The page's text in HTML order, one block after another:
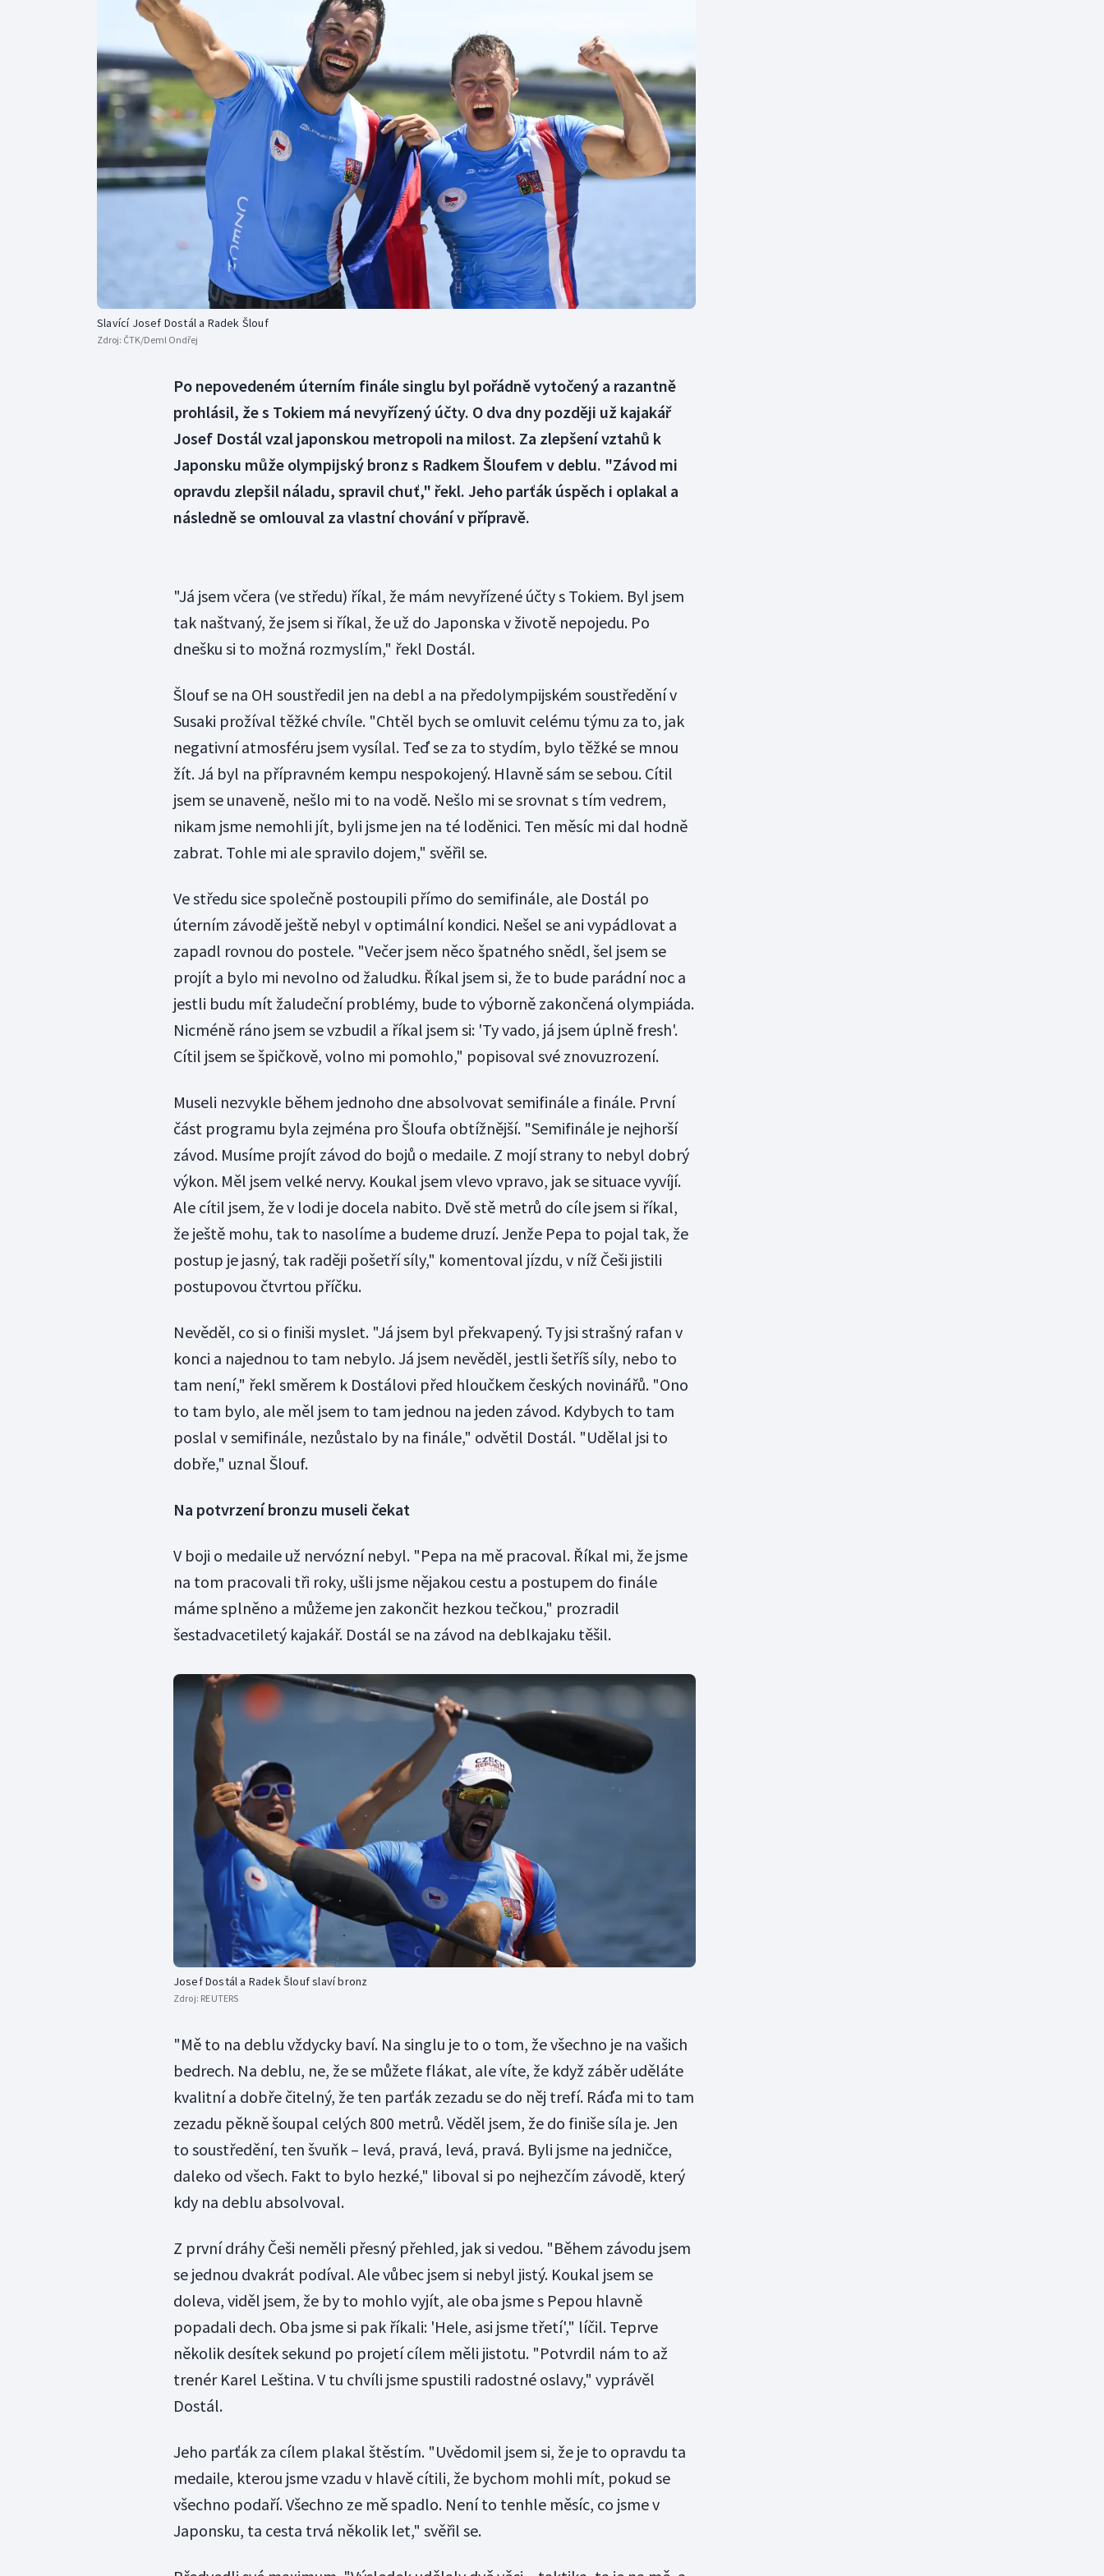
Florbal
Futsal
Golf
Gymnastika
Motorsport
Olympijské hry
Parasport
Plavání
Plážový volejbal
Veslování
Vodní slalom
Volejbal
Ostatní
Slavící Josef Dostál a Radek Šlouf
Zdroj: ČTK/Deml Ondřej
Po nepovedeném úterním finále singlu byl pořádně vytočený a razantně
prohlásil, že s Tokiem má nevyřízený účty. O dva dny později už kajakář
Josef Dostál vzal japonskou metropoli na milost. Za zlepšení vztahů k
Japonsku může olympijský bronz s Radkem Šloufem v deblu. "Závod mi
opravdu zlepšil náladu, spravil chuť," řekl. Jeho parťák úspěch i oplakal a
následně se omlouval za vlastní chování v přípravě.
"Já jsem včera (ve středu) říkal, že mám nevyřízené účty s Tokiem. Byl jsem
tak naštvaný, že jsem si říkal, že už do Japonska v životě nepojedu. Po
dnešku si to možná rozmyslím," řekl Dostál.
Šlouf se na OH soustředil jen na debl a na předolympijském soustředění v
Susaki prožíval těžké chvíle. "Chtěl bych se omluvit celému týmu za to, jak
negativní atmosféru jsem vysílal. Teď se za to stydím, bylo těžké se mnou
žít. Já byl na přípravném kempu nespokojený. Hlavně sám se sebou. Cítil
jsem se unaveně, nešlo mi to na vodě. Nešlo mi se srovnat s tím vedrem,
nikam jsme nemohli jít, byli jsme jen na té loděnici. Ten měsíc mi dal hodně
zabrat. Tohle mi ale spravilo dojem," svěřil se.
Ve středu sice společně postoupili přímo do semifinále, ale Dostál po
úterním závodě ještě nebyl v optimální kondici. Nešel se ani vypádlovat a
zapadl rovnou do postele. "Večer jsem něco špatného snědl, šel jsem se
projít a bylo mi nevolno od žaludku. Říkal jsem si, že to bude parádní noc a
jestli budu mít žaludeční problémy, bude to výborně zakončená olympiáda.
Nicméně ráno jsem se vzbudil a říkal jsem si: 'Ty vado, já jsem úplně fresh'.
Cítil jsem se špičkově, volno mi pomohlo," popisoval své znovuzrození.
Museli nezvykle během jednoho dne absolvovat semifinále a finále. První
část programu byla zejména pro Šloufa obtížnější. "Semifinále je nejhorší
závod. Musíme projít závod do bojů o medaile. Z mojí strany to nebyl dobrý
výkon. Měl jsem velké nervy. Koukal jsem vlevo vpravo, jak se situace vyvíjí.
Ale cítil jsem, že v lodi je docela nabito. Dvě stě metrů do cíle jsem si říkal,
že ještě mohu, tak to nasolíme a budeme druzí. Jenže Pepa to pojal tak, že
postup je jasný, tak raději pošetří síly," komentoval jízdu, v níž Češi jistili
postupovou čtvrtou příčku.
Nevěděl, co si o finiši myslet. "Já jsem byl překvapený. Ty jsi strašný rafan v
konci a najednou to tam nebylo. Já jsem nevěděl, jestli šetříš síly, nebo to
tam není," řekl směrem k Dostálovi před hloučkem českých novinářů. "Ono
to tam bylo, ale měl jsem to tam jednou na jeden závod. Kdybych to tam
poslal v semifinále, nezůstalo by na finále," odvětil Dostál. "Udělal jsi to
dobře," uznal Šlouf.
Na potvrzení bronzu museli čekat
V boji o medaile už nervózní nebyl. "Pepa na mě pracoval. Říkal mi, že jsme
na tom pracovali tři roky, ušli jsme nějakou cestu a postupem do finále
máme splněno a můžeme jen zakončit hezkou tečkou," prozradil
šestadvacetiletý kajakář. Dostál se na závod na deblkajaku těšil.
Josef Dostál a Radek Šlouf slaví bronz
Zdroj: REUTERS
"Mě to na deblu vždycky baví. Na singlu je to o tom, že všechno je na vašich
bedrech. Na deblu, ne, že se můžete flákat, ale víte, že když záběr uděláte
kvalitní a dobře čitelný, že ten parťák zezadu se do něj trefí. Ráďa mi to tam
zezadu pěkně šoupal celých 800 metrů. Věděl jsem, že do finiše síla je. Jen
to soustředění, ten švuňk – levá, pravá, levá, pravá. Byli jsme na jedničce,
daleko od všech. Fakt to bylo hezké," liboval si po nejhezčím závodě, který
kdy na deblu absolvoval.
Z první dráhy Češi neměli přesný přehled, jak si vedou. "Během závodu jsem
se jednou dvakrát podíval. Ale vůbec jsem si nebyl jistý. Koukal jsem se
doleva, viděl jsem, že by to mohlo vyjít, ale oba jsme s Pepou hlavně
popadali dech. Oba jsme si pak říkali: 'Hele, asi jsme třetí'," líčil. Teprve
několik desítek sekund po projetí cílem měli jistotu. "Potvrdil nám to až
trenér Karel Leština. V tu chvíli jsme spustili radostné oslavy," vyprávěl
Dostál.
Jeho parťák za cílem plakal štěstím. "Uvědomil jsem si, že je to opravdu ta
medaile, kterou jsme vzadu v hlavě cítili, že bychom mohli mít, pokud se
všechno podaří. Všechno ze mě spadlo. Není to tenhle měsíc, co jsme v
Japonsku, ta cesta trvá několik let," svěřil se.